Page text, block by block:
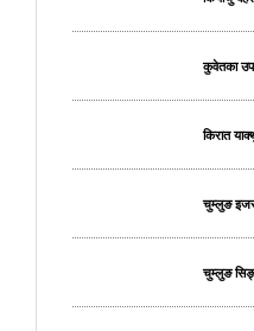
कुवेतका
किरात
चुम्लुङ
चुम्लुङ